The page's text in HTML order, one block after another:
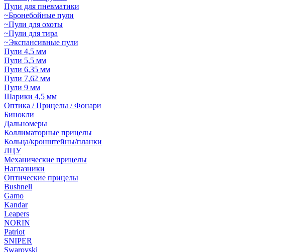
Пули для пневматики
~Бронебойные пули
~Пули для охоты
~Пули для тира
~Экспансивные пули
Пули 4,5 мм
Пули 5,5 мм
Пули 6,35 мм
Пули 7,62 мм
Пули 9 мм
Шарики 4,5 мм
Оптика / Прицелы / Фонари
Бинокли
Дальномеры
Коллиматорные прицелы
Кольца/кронштейны/планки
ЛЦУ
Механические прицелы
Наглазники
Оптические прицелы
Bushnell
Gamo
Kandar
Leapers
NORIN
Patriot
SNIPER
Swarovski